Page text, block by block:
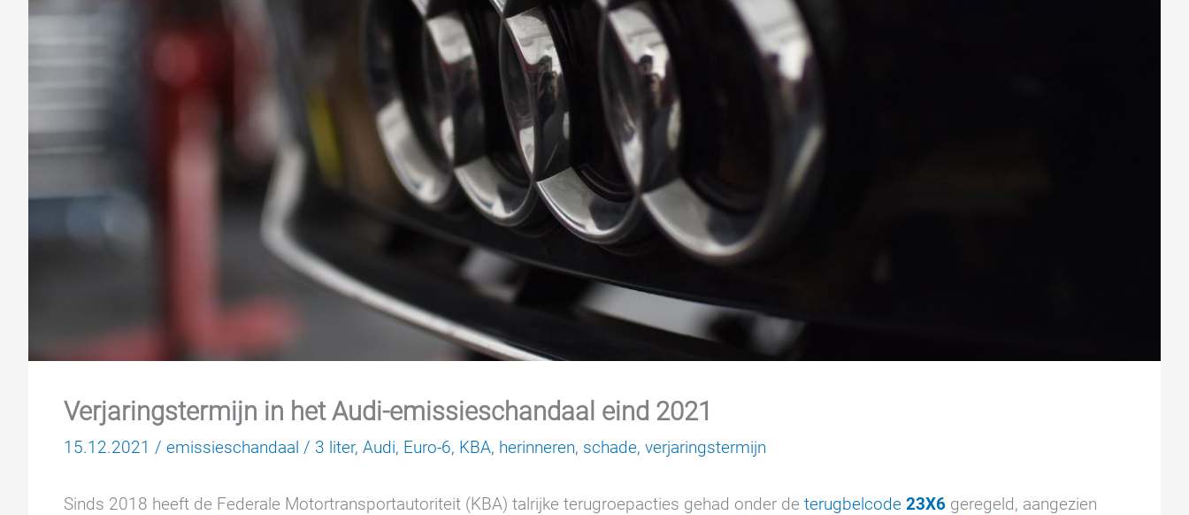
Verjaringstermijn in het Audi-emissieschandaal eind 2021
15.12.2021 / emissieschandaal / 3 liter, Audi, Euro-6, KBA, herinneren, schade, verjaringstermijn
Sinds 2018 heeft de Federale Motortransportautoriteit (KBA) talrijke terugroepacties gehad onder de terugbelcode 23X6 geregeld, aangezien